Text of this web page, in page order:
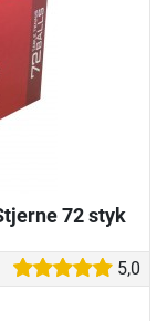
72 styk
5,0